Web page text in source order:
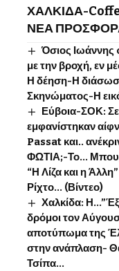
ΧΑΛΚΙΔΑ-
ΝΕΑ
Όσιος Ιωάννης
με την βροχή, εν
Η δέηση-Η
Σκηνώματος-Η
Εύβοια-ΣΟΚ:
εμφανίστηκαν
Passat και..
ΦΩΤΙΑ;-Το…
“Η Λίζα και η
Ρίχτο… (Βίντεο)
Χαλκίδα:
δρόμοι τον
αποτύπωμα της
στην ανάπλαση-
Τσίπα…